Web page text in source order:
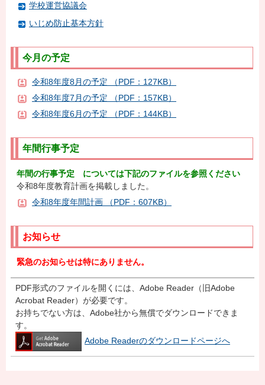
学校運営協議会
いじめ防止基本方針
今月の予定
令和8年度8月の予定 （PDF：127KB）
令和8年度7月の予定 （PDF：157KB）
令和8年度6月の予定 （PDF：144KB）
年間行事予定
年間の行事予定 については下記のファイルを参照ください
令和8年度教育計画を掲載しました。
令和8年度年間計画 （PDF：607KB）
お知らせ
緊急のお知らせは特にありません。
PDF形式のファイルを開くには、Adobe Reader（旧Adobe
Acrobat Reader）が必要です。
お持ちでない方は、Adobe社から無償でダウンロードできま
す。
Adobe Readerのダウンロードページへ